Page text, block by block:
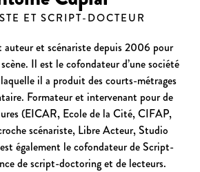
ET SCRIPT-DOCTEUR
et scénariste depuis 2006 pour
Il est le cofondateur d’une société
il a produit des courts-métrages
Formateur et intervenant pour de
(EICAR, Ecole de la Cité, CIFAP,
scénariste, Libre Acteur, Studio
également le cofondateur de Script-
de script-doctoring et de lecteurs.